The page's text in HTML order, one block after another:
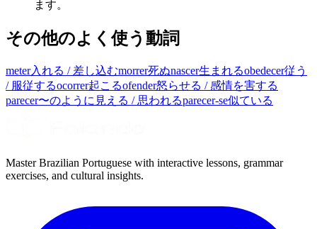
ます。
その他のよく使う動詞
meter入れる / 差し込むmorrer死ぬnascer生まれるobedecer従う
/ 服従するocorrer起こるofender怒らせる / 感情を害する
parecer〜のように見える / 思われるparecer-se似ている
Master Brazilian Portuguese with interactive lessons, grammar
exercises, and cultural insights.